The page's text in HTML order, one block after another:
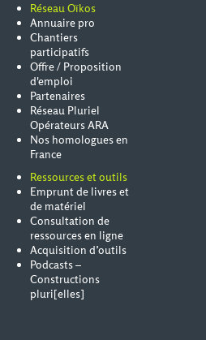
Réseau Oïkos
Annuaire pro
Chantiers
participatifs
Offre / Proposition
d'emploi
Partenaires
Réseau Pluriel
Opérateurs ARA
Nos homologues en
France
Ressources et outils
Emprunt de livres et
de matériel
Consultation de
ressources en ligne
Acquisition d’outils
Podcasts –
Constructions
pluri[elles]